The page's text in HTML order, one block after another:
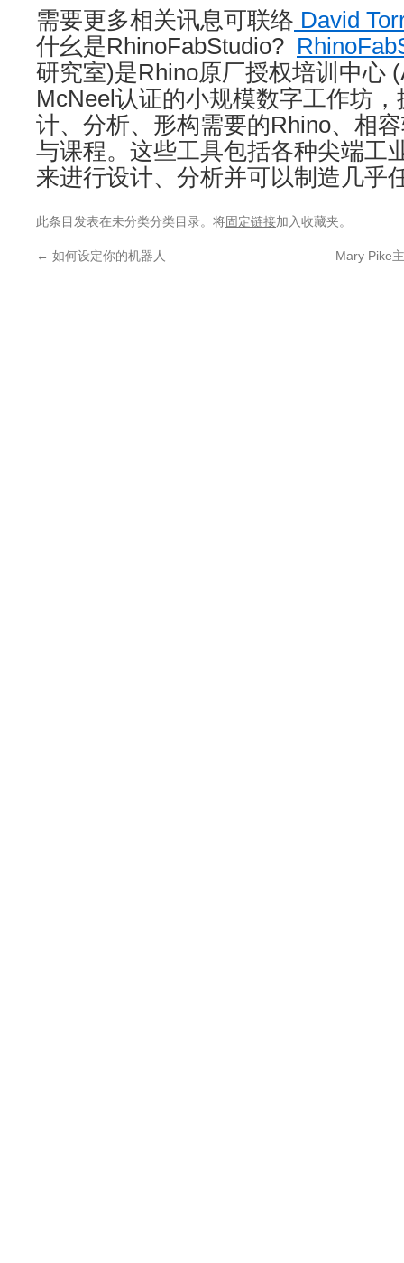
需要更多相关讯息可联络 David
什幺是RhinoFabStudio?
研究室)是Rhino原厂授权培训中心
McNeel认证的小规模数字工作坊
计、分析、形构需要的Rhino、相
与课程。这些工具包括各种尖端工
来进行设计、分析并可以制造几乎
此条目发表在未分类分类目录。将固定链接加入收藏夹。
← 如何设定你的机器人 Mary Pike